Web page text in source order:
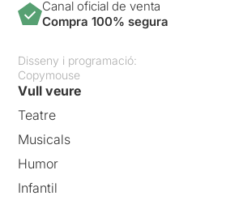
Canal oficial de venta
Compra 100% segura
Disseny i programació:
Copymouse
Vull veure
Teatre
Musicals
Humor
Infantil